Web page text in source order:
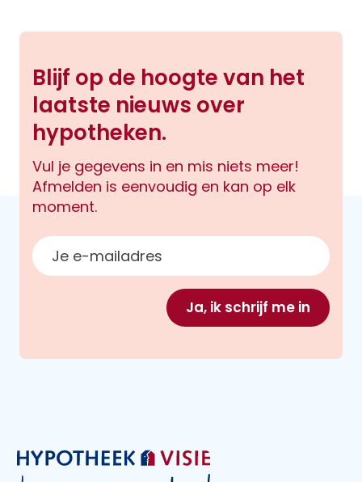
Blijf op de hoogte van het
laatste nieuws over
hypotheken.
Vul je gegevens in en mis niets meer!
Afmelden is eenvoudig en kan op elk
moment.
E-mailadres
Ja, ik schrijf me in